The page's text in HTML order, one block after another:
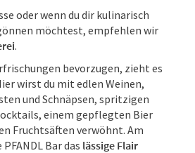
oder wenn du dir kulinarisch
möchtest, empfehlen wir
.
bevorzugen, zieht es
wirst du mit edlen Weinen,
und Schnäpsen, spritzigen
einem gepflegten Bier
Fruchtsäften verwöhnt. Am
Bar das lässige Flair